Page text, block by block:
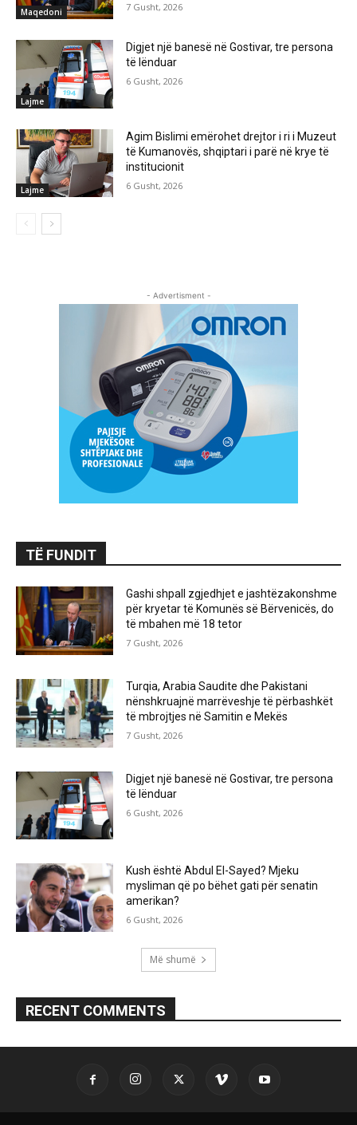
Maqedoni 7 Gusht, 2026
Lajme
Digjet një banesë në Gostivar, tre persona
të lënduar
6 Gusht, 2026
Lajme
Agim Bislimi emërohet drejtor i ri i Muzeut
të Kumanovës, shqiptari i parë në krye të
institucionit
6 Gusht, 2026
- Advertisment -
TË FUNDIT
Gashi shpall zgjedhjet e jashtëzakonshme
për kryetar të Komunës së Bërvenicës, do
të mbahen më 18 tetor
7 Gusht, 2026
Turqia, Arabia Saudite dhe Pakistani
nënshkruajnë marrëveshje të përbashkët
të mbrojtjes në Samitin e Mekës
7 Gusht, 2026
Digjet një banesë në Gostivar, tre persona
të lënduar
6 Gusht, 2026
Kush është Abdul El-Sayed? Mjeku
mysliman që po bëhet gati për senatin
amerikan?
6 Gusht, 2026
Më shumë
RECENT COMMENTS